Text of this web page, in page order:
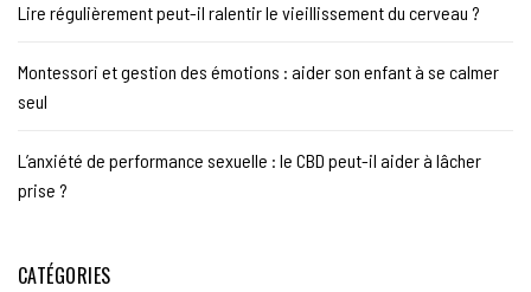
Lire régulièrement peut-il ralentir le vieillissement du cerveau ?
Montessori et gestion des émotions : aider son enfant à se calmer
seul
L’anxiété de performance sexuelle : le CBD peut-il aider à lâcher
prise ?
CATÉGORIES